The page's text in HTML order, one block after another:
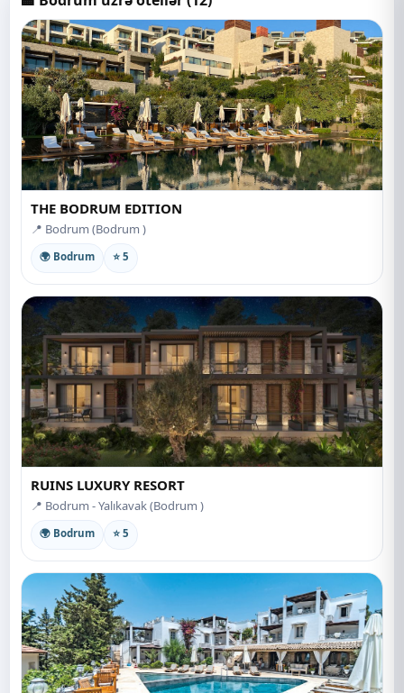
THE BODRUM EDITION
📍 Bodrum (Bodrum )
🌍 Bodrum ⭐ 5
RUINS LUXURY RESORT
📍 Bodrum - Yalıkavak (Bodrum )
🌍 Bodrum ⭐ 5